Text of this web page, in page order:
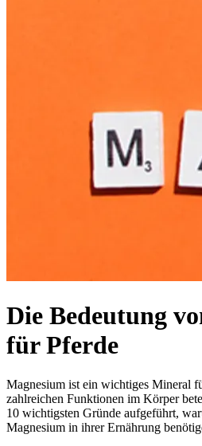
Die Bedeutung
für Pferde
Magnesium ist ein wichtiges Mineral
zahlreichen Funktionen im Körper
10 wichtigsten Gründe aufgeführt,
Magnesium in ihrer Ernährung